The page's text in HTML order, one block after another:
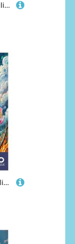
Sphinx Katze Puzzle 1000-teilige Schwer Puzzle Spielzeug Lernspiel Impossible Herausforderungsspielzeug Für Erwachsene Und Kinder Ab 12 Jahren 38x26cm/1000pcs
Pfirsichblüte Puzzle 1000-teilige Schwer Puzzle Spielzeug Pädagogisches Spiel Impossible Herausforderung Spielzeug Für Erwachsene Und Kinder Ab 12 Jahren 70x50cm/1000pcs